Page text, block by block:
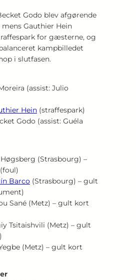
Godo blev afgørende
Gauthier Hein
for gæsterne, og
kampbilledet
i slutfasen.
Moreira (assist: Julio
Hein (straffespark)
Godo (assist: Guéla
Høgsberg (Strasbourg) –
Barco (Strasbourg) – gult
Sané (Metz) – gult kort
Tsitaishvili (Metz) – gult
(Metz) – gult kort